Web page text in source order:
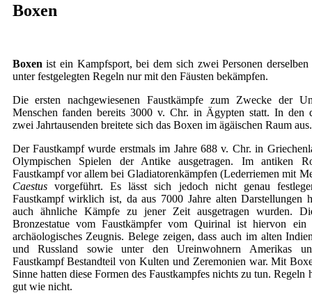
Boxen
Boxen ist ein Kampfsport, bei dem sich zwei Personen derselben
unter festgelegten Regeln nur mit den Fäusten bekämpfen.
Die ersten nachgewiesenen Faustkämpfe zum Zwecke der
Menschen fanden bereits 3000 v. Chr. in Ägypten statt. In den
zwei Jahrtausenden breitete sich das Boxen im ägäischen Raum aus.
Der Faustkampf wurde erstmals im Jahre 688 v. Chr. in
Olympischen Spielen der Antike ausgetragen. Im antiken
Faustkampf vor allem bei Gladiatorenkämpfen (Lederriemen mit
Caestusvorgeführt. Es lässt sich jedoch nicht genau
Faustkampf wirklich ist, da aus 7000 Jahre alten Darstellungen
auch ähnliche Kämpfe zu jener Zeit ausgetragen wurden.
Bronzestatue vom Faustkämpfer vom Quirinal ist hiervon ein
archäologisches Zeugnis. Belege zeigen, dass auch im alten
und Russland sowie unter den Ureinwohnern Amerikas
Faustkampf Bestandteil von Kulten und Zeremonien war. Mit
Sinne hatten diese Formen des Faustkampfes nichts zu tun. Regeln
gut wie nicht.